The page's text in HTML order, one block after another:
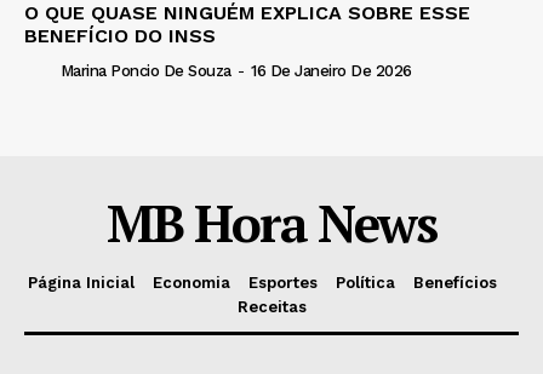
O QUE QUASE NINGUÉM EXPLICA SOBRE ESSE
BENEFÍCIO DO INSS
Marina Poncio De Souza - 16 De Janeiro De 2026
MB Hora News
Página Inicial Economia Esportes Política
Benefícios
Receitas